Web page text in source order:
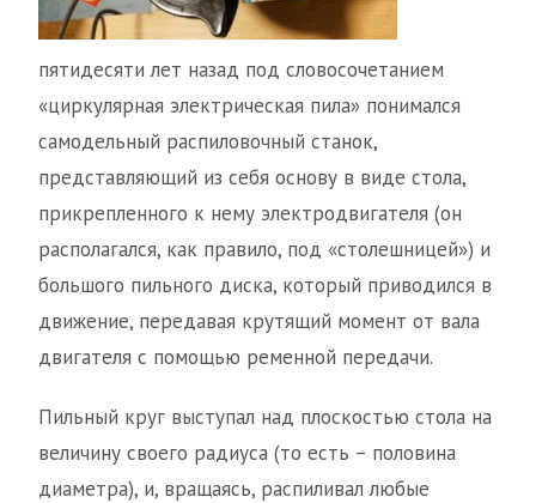
пятидесяти лет назад под словосочетанием
«циркулярная электрическая пила» понимался
самодельный распиловочный станок,
представляющий из себя основу в виде стола,
прикрепленного к нему электродвигателя (он
располагался, как правило, под «столешницей») и
большого пильного диска, который приводился в
движение, передавая крутящий момент от вала
двигателя с помощью ременной передачи.
Пильный круг выступал над плоскостью стола на
величину своего радиуса (то есть – половина
диаметра), и, вращаясь, распиливал любые